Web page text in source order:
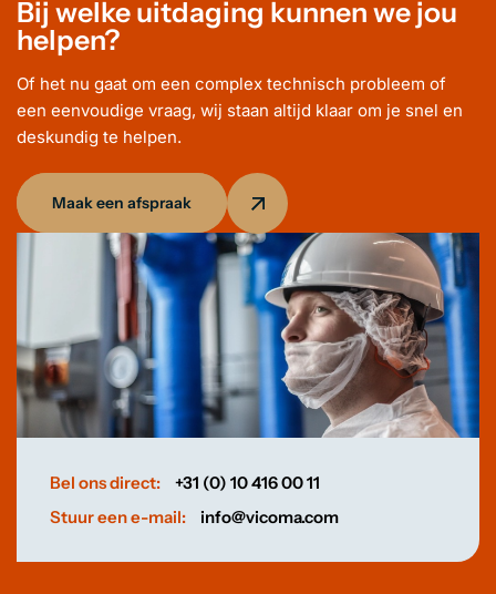
Bij welke uitdaging kunnen we jou
helpen?
Of het nu gaat om een complex technisch probleem of
een eenvoudige vraag, wij staan altijd klaar om je snel en
deskundig te helpen.
Maak een afspraak
Bel ons direct:
+31 (0) 10 416 00 11
Stuur een e-mail:
info@vicoma.com